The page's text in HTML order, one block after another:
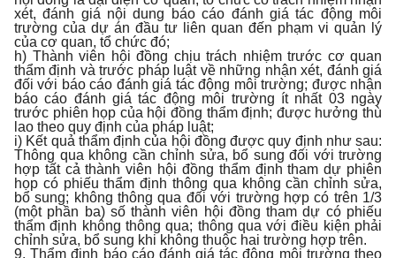
xét, đánh giá nội dung báo cáo đánh giá tác động môi
trường của dự án đầu tư liên quan đến phạm vi quản lý
của cơ quan, tổ chức đó;
h) Thành viên hội đồng chịu trách nhiệm trước cơ quan
thẩm định và trước pháp luật về những nhận xét, đánh giá
đối với báo cáo đánh giá tác động môi trường; được nhận
báo cáo đánh giá tác động môi trường ít nhất 03 ngày
trước phiên họp của hội đồng thẩm định; được hưởng thù
lao theo quy định của pháp luật;
i) Kết quả thẩm định của hội đồng được quy định như sau:
Thông qua không cần chỉnh sửa, bổ sung đối với trường
hợp tất cả thành viên hội đồng thẩm định tham dự phiên
họp có phiếu thẩm định thông qua không cần chỉnh sửa,
bổ sung; không thông qua đối với trường hợp có trên 1/3
(một phần ba) số thành viên hội đồng tham dự có phiếu
thẩm định không thông qua; thông qua với điều kiện phải
chỉnh sửa, bổ sung khi không thuộc hai trường hợp trên.
9. Thẩm định báo cáo đánh giá tác động môi trường theo